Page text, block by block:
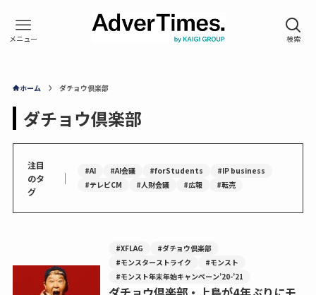
ホーム ダチョウ倶楽部
ダチョウ倶楽部
注目
のタ
グ
｜ #AI #AI会議 #forStudents
#IP business
#テレビCM
#人財会議 #広報 #転売
#XFLAG
#ダチョウ倶楽部
#モンスターストライク
#モンスト
#モンスト年末年始キャンペーン’20-’21